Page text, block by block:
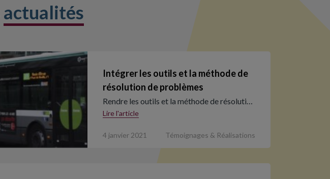
actualités
Intégrer les outils et la méthode de
résolution de problèmes
Rendre les outils et la méthode de résoluti…
Lire l'article
4 janvier 2021 Témoignages & Réalisations